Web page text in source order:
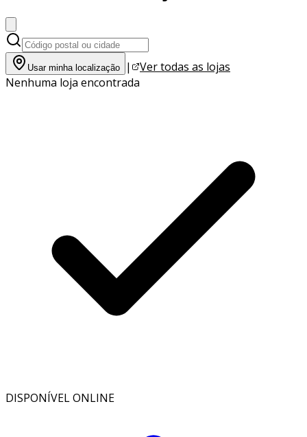
Usar minha localização |
Ver todas as lojas
Nenhuma loja encontrada
DISPONÍVEL ONLINE